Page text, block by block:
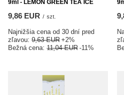
9ml - LEMON GREEN TEA ICE
9,86 EUR / szt.
Najnižšia cena od 30 dní pred
zľavou: 9,63 EUR +2%
Bežná cena: 11,04 EUR -11%